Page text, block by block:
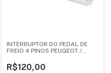
INTERRUPTOR DO PEDAL DE
FREIO 4 PINOS PEUGEOT /
ANDERCAR
R$120,00